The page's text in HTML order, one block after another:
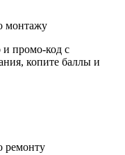
монтажу
и промо-код с
копите баллы и
ремонту